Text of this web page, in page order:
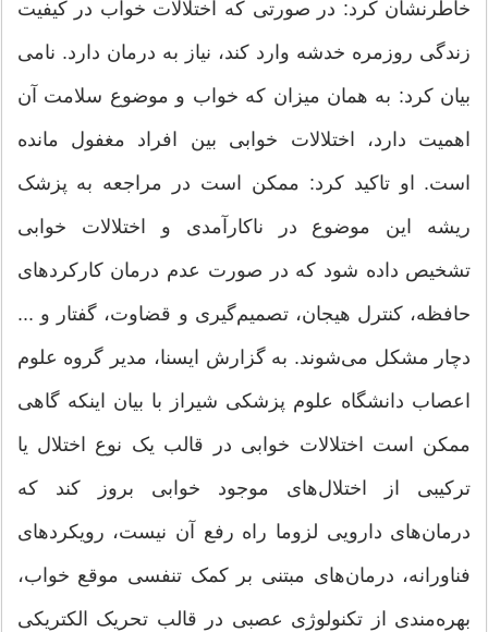
خاطرنشان کرد: در صورتی که اختلالات خواب در کیفیت
زندگی روزمره خدشه وارد کند، نیاز به درمان دارد. نامی
بیان کرد: به همان میزان که خواب و موضوع سلامت آن
اهمیت دارد، اختلالات خوابی بین افراد مغفول مانده
است. او تاکید کرد: ممکن است در مراجعه به پزشک
ریشه این موضوع در ناکارآمدی و اختلالات خوابی
تشخیص داده شود که در صورت عدم درمان کارکردهای
حافظه، کنترل هیجان، تصمیم‌گیری و قضاوت، گفتار و ...
دچار مشکل می‌شوند. به گزارش ایسنا، مدیر گروه علوم
اعصاب دانشگاه علوم پزشکی شیراز با بیان اینکه گاهی
ممکن است اختلالات خوابی در قالب یک نوع اختلال یا
ترکیبی از اختلال‌های موجود خوابی بروز کند که
درمان‌های دارویی لزوما راه رفع آن نیست، رویکردهای
فناورانه، درمان‌های مبتنی بر کمک تنفسی موقع خواب،
بهره‌مندی از تکنولوژی عصبی در قالب تحریک الکتریکی